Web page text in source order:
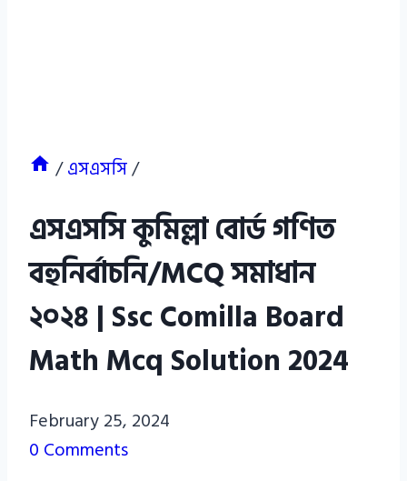
/এসএসসি/
এসএসসি কুমিল্লা বোর্ড গণিত
বহুনির্বাচনি/MCQ সমাধান
২০২৪ | Ssc Comilla Board
Math Mcq Solution 2024
Azizul
Haque
February 25, 2024
0 Comments